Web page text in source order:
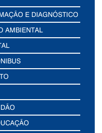
E DIAGNÓSTICO
AMBIENTAL